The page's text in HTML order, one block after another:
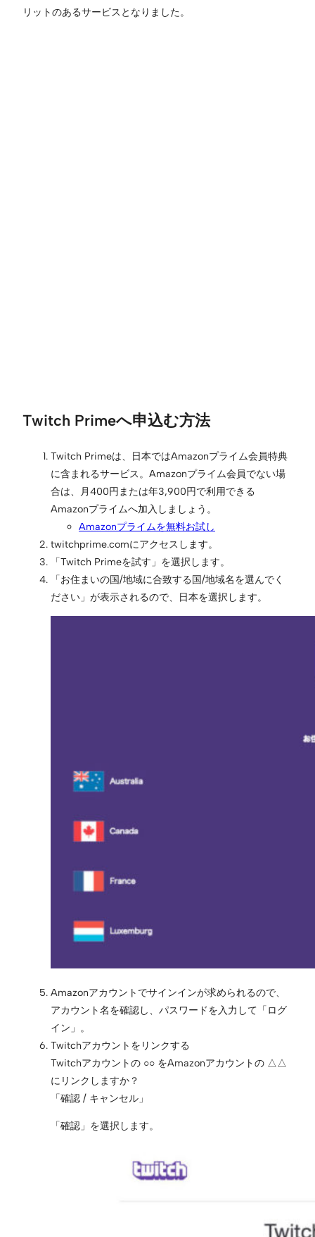
リットのあるサービスとなりました。
Twitch Primeへ申込む方法
Twitch Primeは、日本ではAmazonプライム会員特典
に含まれるサービス。Amazonプライム会員でない場
合は、月400円または年3,900円で利用できる
Amazonプライムへ加入しましょう。
Amazonプライムを無料お試し
twitchprime.comにアクセスします。
「Twitch Primeを試す」を選択します。
「お住まいの国/地域に合致する国/地域名を選んでく
ださい」が表示されるので、日本を選択します。
Amazonアカウントでサインインが求められるので、
アカウント名を確認し、パスワードを入力して「ログ
イン」。
Twitchアカウントをリンクする
Twitchアカウントの ○○ をAmazonアカウントの △△
にリンクしますか？
「確認 / キャンセル」
「確認」を選択します。